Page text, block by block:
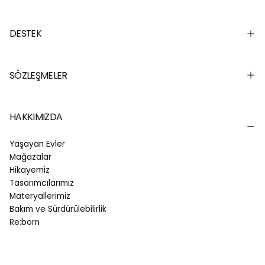
DESTEK
SÖZLEŞMELER
HAKKIMIZDA
Yaşayan Evler
Mağazalar
Hikayemiz
Tasarımcılarımız
Materyallerimiz
Bakım ve Sürdürülebilirlik
Re:born